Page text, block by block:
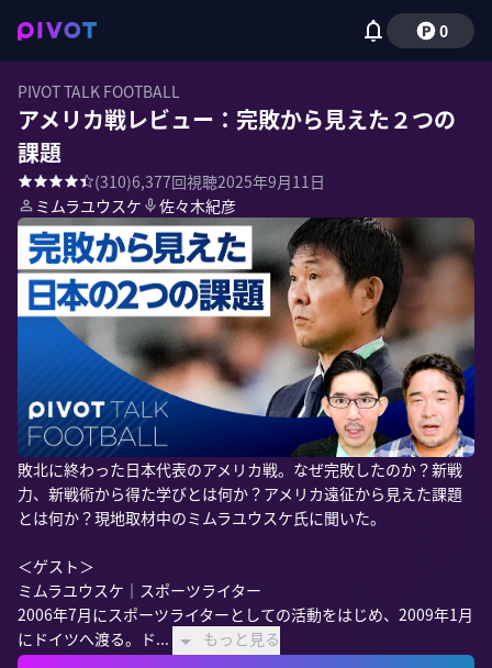
0
PIVOT TALK FOOTBALL
アメリカ戦レビュー：完敗から見えた２つの
課題
(310)6,377回視聴2025年9月11日
ミムラユウスケ
佐々木紀彦
敗北に終わった日本代表のアメリカ戦。なぜ完敗したのか？新戦
力、新戦術から得た学びとは何か？アメリカ遠征から見えた課題
とは何か？現地取材中のミムラユウスケ氏に聞いた。
＜ゲスト＞
ミムラユウスケ｜スポーツライター
2006年7月にスポーツライターとしての活動をはじめ、2009年1月
にドイツへ渡る。ド...
もっと見る